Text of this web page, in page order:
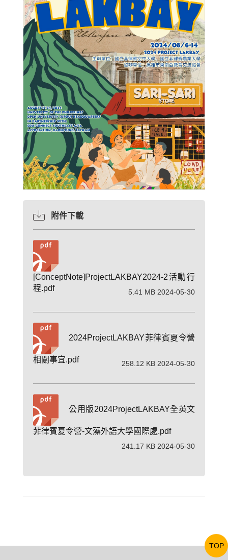
附件下載
[ConceptNote]ProjectLAKBAY2024-2活動行
程.pdf
5.41 MB 2024-05-30
2024ProjectLAKBAY菲律賓夏令營
相關事宜.pdf 258.12 KB 2024-05-30
公用版2024ProjectLAKBAY全英文
菲律賓夏令營-文藻外語大學國際處.pdf
241.17 KB 2024-05-30
TOP